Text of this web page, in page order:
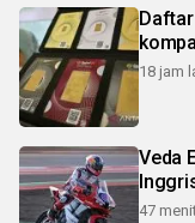
18 jam
Veda
47